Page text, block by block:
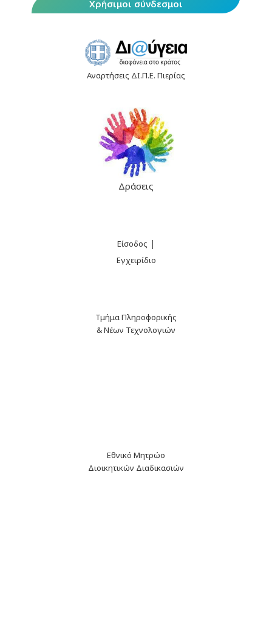
Χρήσιμοι σύνδεσμοι
Αναρτήσεις ΔΙ.Π.Ε. Πιερίας
Δράσεις
Είσοδος |
Εγχειρίδιο
Τμήμα Πληροφορικής
& Νέων Τεχνολογιών
Εθνικό Μητρώο
Διοικητικών Διαδικασιών